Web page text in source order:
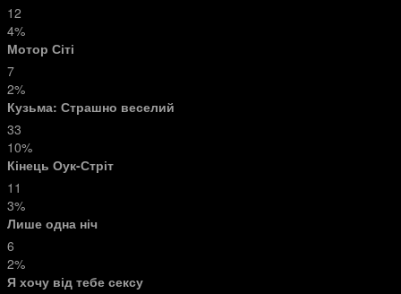
12
4%
Мотор Сіті
7
2%
Кузьма: Страшно веселий
33
10%
Кінець Оук-Стріт
11
3%
Лише одна ніч
6
2%
Я хочу від тебе сексу